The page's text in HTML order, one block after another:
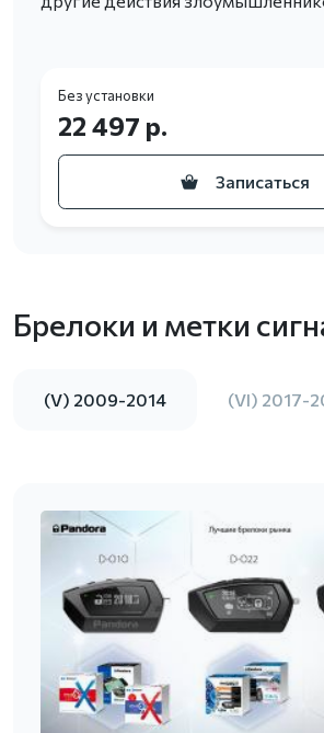
Без установки
22 497 р.
Записаться
Брелоки и метки
(V) 2009-2014 (VI) 2017-